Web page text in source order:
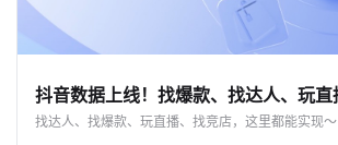
找达人、找爆款、玩直播、找竞店，这里都能实现～